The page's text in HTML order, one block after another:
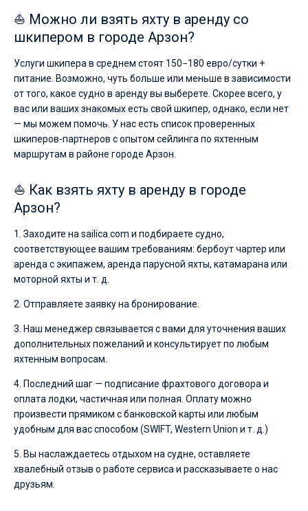
⛵ Можно ли взять яхту в аренду со
шкипером в городе Арзон?
Услуги шкипера в среднем стоят 150−180 евро/сутки +
питание. Возможно, чуть больше или меньше в зависимости
от того, какое судно в аренду вы выберете. Скорее всего, у
вас или ваших знакомых есть свой шкипер, однако, если нет
— мы можем помочь. У нас есть список проверенных
шкиперов-партнеров с опытом сейлинга по яхтенным
маршрутам в районе городе Арзон.
⛵ Как взять яхту в аренду в городе
Арзон?
1. Заходите на sailica.com и подбираете судно,
соответствующее вашим требованиям: бербоут чартер или
аренда с экипажем, аренда парусной яхты, катамарана или
моторной яхты и т. д.
2. Отправляете заявку на бронирование.
3. Наш менеджер связывается с вами для уточнения ваших
дополнительных пожеланий и консультирует по любым
яхтенным вопросам.
4. Последний шаг — подписание фрахтового договора и
оплата лодки, частичная или полная. Оплату можно
произвести прямиком с банковской карты или любым
удобным для вас способом (SWIFT, Western Union и т. д.)
5. Вы наслаждаетесь отдыхом на судне, оставляете
хвалебный отзыв о работе сервиса и рассказываете о нас
друзьям.